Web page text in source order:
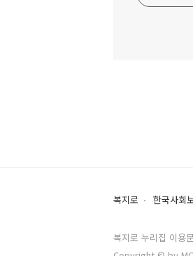
복지로 한국사회
복지로 누리집 이